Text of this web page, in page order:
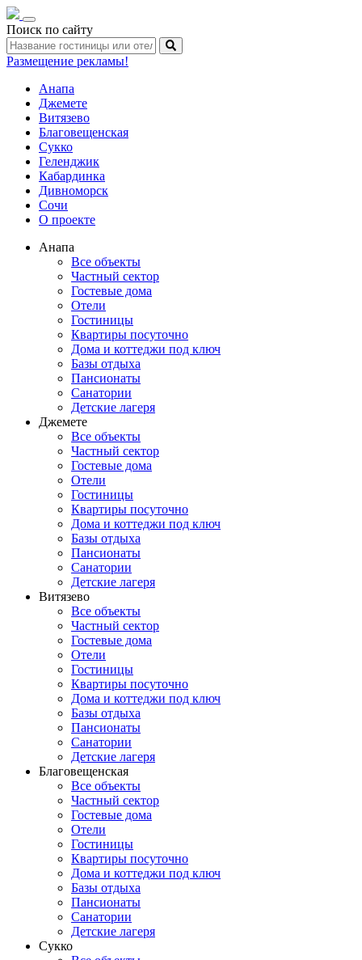
Toggle
navigation
Поиск по сайту
Размещение рекламы!
Анапа
Джемете
Витязево
Благовещенская
Сукко
Геленджик
Кабардинка
Дивноморск
Сочи
О проекте
Анапа
Все объекты
Частный сектор
Гостевые дома
Отели
Гостиницы
Квартиры посуточно
Дома и коттеджи под ключ
Базы отдыха
Пансионаты
Санатории
Детские лагеря
Джемете
Все объекты
Частный сектор
Гостевые дома
Отели
Гостиницы
Квартиры посуточно
Дома и коттеджи под ключ
Базы отдыха
Пансионаты
Санатории
Детские лагеря
Витязево
Все объекты
Частный сектор
Гостевые дома
Отели
Гостиницы
Квартиры посуточно
Дома и коттеджи под ключ
Базы отдыха
Пансионаты
Санатории
Детские лагеря
Благовещенская
Все объекты
Частный сектор
Гостевые дома
Отели
Гостиницы
Квартиры посуточно
Дома и коттеджи под ключ
Базы отдыха
Пансионаты
Санатории
Детские лагеря
Сукко